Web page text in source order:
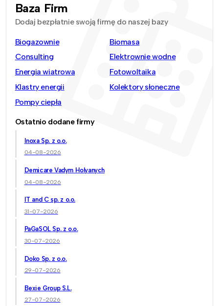
Baza Firm
Dodaj bezpłatnie swoją firmę do naszej bazy
Biogazownie
Biomasa
Consulting
Elektrownie wodne
Energia wiatrowa
Fotowoltaika
Klastry energii
Kolektory słoneczne
Pompy ciepła
Ostatnio dodane firmy
Inoxa Sp. z o.o.
04-08-2026
Demicare Vadym Holyanych
04-08-2026
IT and C sp. z o.o.
31-07-2026
PaGaSOL Sp. z o.o.
30-07-2026
Doko Sp. z o.o.
29-07-2026
Bexie Group S.L.
27-07-2026